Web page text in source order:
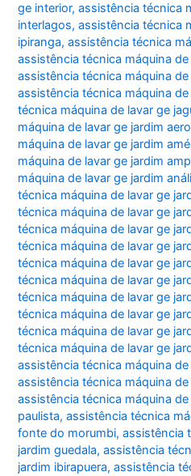
ge interior,assistência técnica
interlagos,assistência técnica
ipiranga,assistência técnica
assistência técnica máquina
assistência técnica máquina
assistência técnica máquina de
técnica máquina de lavar ge
máquina de lavar ge jardim
máquina de lavar ge jardim
máquina de lavar ge jardim
máquina de lavar ge jardim
técnica máquina de lavar ge
técnica máquina de lavar ge
técnica máquina de lavar ge
técnica máquina de lavar ge
técnica máquina de lavar ge
técnica máquina de lavar ge
técnica máquina de lavar ge
técnica máquina de lavar ge
técnica máquina de lavar ge
técnica máquina de lavar ge
assistência técnica máquina
assistência técnica máquina
assistência técnica máquina
paulista,assistência técnica
fonte do morumbi,assistência
jardim guedala,assistência
jardim ibirapuera,assistência